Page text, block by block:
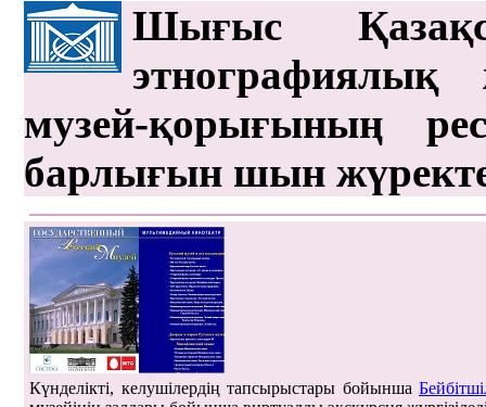
Шығыс
этнографиялық
музей-қорығының
барлығын шын
Күнделікті, келушілердің тапсырыстары бойынша